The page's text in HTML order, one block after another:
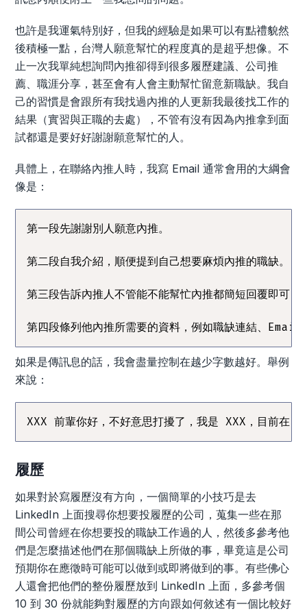
也許是我運氣特別好，但我的經驗是如果可以有點禮貌然
後積極一點，台灣人願意幫忙的程度真的是超乎想像。不
止一次我單純想詢問內推卻得到很多履歷建議、公司推
薦、職涯分享，甚至會有人會主動幫忙留意新職缺。我自
己的習慣是會跟所有我找過內推的人更新我最後找工作的
結果（實習與正職的去處），不管有沒有因為內推拿到面
試都還是要好好謝謝願意幫忙的人。
具體上，在聯絡內推人時，我寫 Email 通常會用的大綱會
像是：
第一段先謝謝別人願意內推。
第二段自我介紹，順便提到自己想要麻煩內推的職缺。
第三段告訴內推人不管能不能幫忙內推都簡短回覆即可
第四段條列他內推所需要的資料，例如職缺連結、Email
如果是傳訊息的話，我會盡量控制在越少字數越好。舉例
來說：
XXX 前輩你好，不好意思打擾了，我是 XXX，目前
履歷
如果對於寫履歷沒有方向，一個簡單的小技巧是去
LinkedIn 上面搜尋你想要投履歷的公司，蒐集一些在那
間公司曾經在你想要投的職缺工作過的人，然後多參考他
們是怎麼描述他們在那個職缺上所做的事，畢竟這是公司
預期你在應徵時可能可以做到或即將做到的事。有些佛心
人還會把他們的整份履歷放到 LinkedIn 上面，多參考個
10 到 30 份就能夠對履歷的方向跟如何敘述有一個比較好